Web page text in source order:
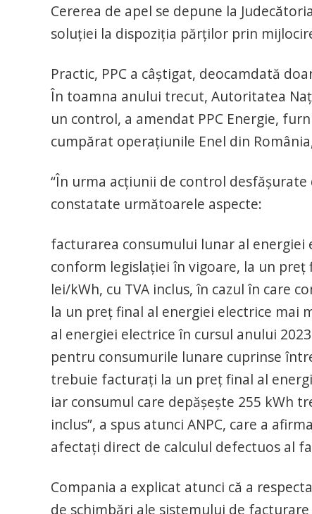
Cererea de apel se depune la
soluţiei la dispoziţia părţilor prin
Practic, PPC a câștigat, deocamdată
În toamna anului trecut, Autoritatea
un control, a amendat PPC Energie,
cumpărat operațiunile Enel din
“În urma acţiunii de control
constatate următoarele aspecte:
facturarea consumului lunar al
conform legislaţiei în vigoare, la un
lei/kWh, cu TVA inclus, în cazul în care
la un preţ final al energiei electrice mai
al energiei electrice în cursul anului
pentru consumurile lunare cuprinse
trebuie facturaţi la un preţ final al
iar consumul care depăşeşte 255 kWh
inclus”, a spus atunci ANPC, care a
afectați direct de calculul defectuos al
Compania a explicat atunci că a
de schimbări ale sistemului de